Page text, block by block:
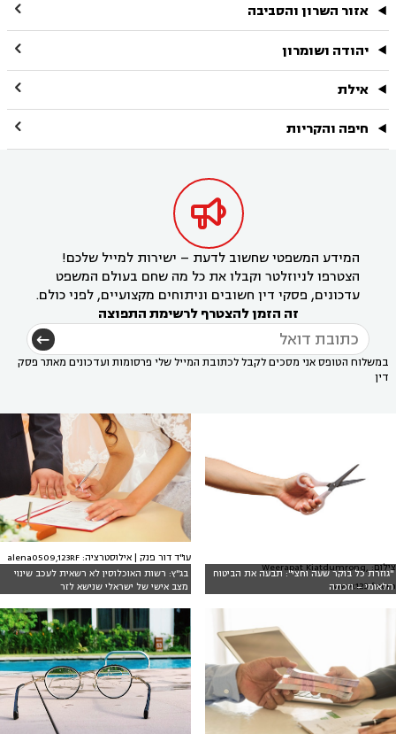
אזור השרון והסביבה 
יהודה ושומרון 
אילת 
חיפה והקריות 

המידע המשפטי שחשוב לדעת – ישירות למייל שלכם!
הצטרפו לניוזלטר וקבלו את כל מה שחם בעולם המשפט
עדכונים, פסקי דין חשובים וניתוחים מקצועיים, לפני כולם.
זה הזמן להצטרף לרשימת התפוצה
במשלוח הטופס אני מסכים לקבל לכתובת המייל שלי פרסומות ועדכונים מאתר פסק
דין
"גוזרת כל בוקר שעה וחצי": תבעה את הביטוח
הלאומי – וזכתה
צילום: Weerapat Kiatdumrong,
www.123rf.com
בג"ץ: רשות האוכלוסין לא רשאית לעכב שינוי
מצב אישי של ישראלי שנישא לזר
עו"ד דור פנק | אילוסטרציה: alena0509,123RF